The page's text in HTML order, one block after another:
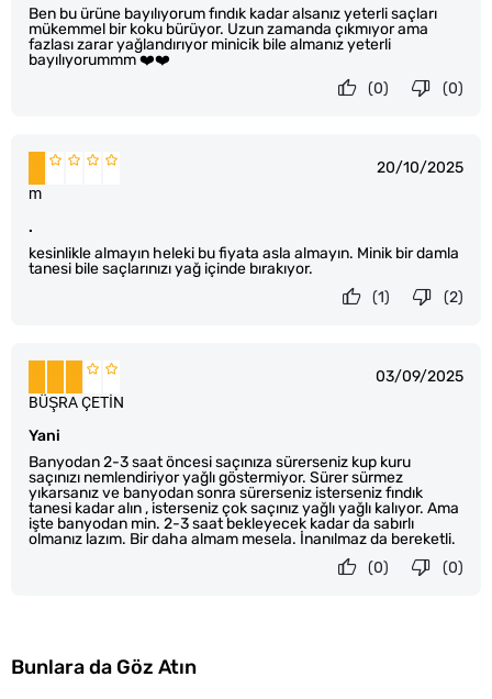
Ben bu ürüne bayılıyorum fındık kadar alsanız yeterli saçları
mükemmel bir koku bürüyor. Uzun zamanda çıkmıyor ama
fazlası zarar yağlandırıyor minicik bile almanız yeterli
bayılıyorummm ❤️❤️
(0)
(0)
20/10/2025
.
kesinlikle almayın heleki bu fiyata asla almayın. Minik bir damla
tanesi bile saçlarınızı yağ içinde bırakıyor.
m
(2)
(1)
03/09/2025
Yani
Banyodan 2-3 saat öncesi saçınıza sürerseniz kup kuru
saçınızı nemlendiriyor yağlı göstermiyor. Sürer sürmez
yıkarsanız ve banyodan sonra sürerseniz isterseniz fındık
tanesi kadar alın , isterseniz çok saçınız yağlı yağlı kalıyor. Ama
işte banyodan min. 2-3 saat bekleyecek kadar da sabırlı
olmanız lazım. Bir daha almam mesela. İnanılmaz da bereketli.
BÜŞRA ÇETİN
(0)
(0)
Bunlara da Göz Atın